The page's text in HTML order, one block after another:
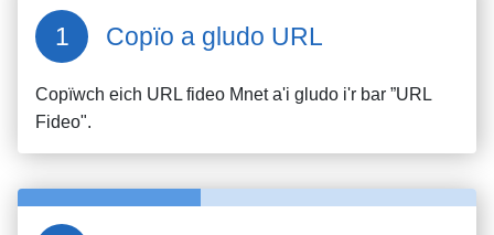
Copïo a gludo URL
Copïwch eich URL fideo Mneta'i gludo i'r bar ”URL
Fideo".